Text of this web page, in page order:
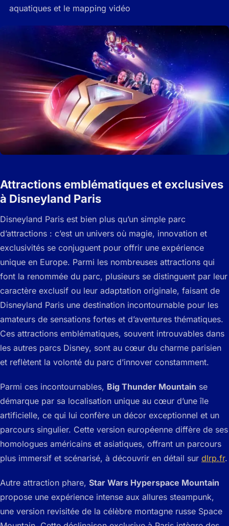
aquatiques et le mapping vidéo
Attractions emblématiques et exclusives
à Disneyland Paris
Disneyland Paris est bien plus qu’un simple parc
d’attractions : c’est un univers où magie, innovation et
exclusivités se conjuguent pour offrir une expérience
unique en Europe. Parmi les nombreuses attractions qui
font la renommée du parc, plusieurs se distinguent par leur
caractère exclusif ou leur adaptation originale, faisant de
Disneyland Paris une destination incontournable pour les
amateurs de sensations fortes et d’aventures thématiques.
Ces attractions emblématiques, souvent introuvables dans
les autres parcs Disney, sont au cœur du charme parisien
et reflètent la volonté du parc d’innover constamment.
Parmi ces incontournables, Big Thunder Mountain se
démarque par sa localisation unique au cœur d’une île
artificielle, ce qui lui confère un décor exceptionnel et un
parcours singulier. Cette version européenne diffère de ses
homologues américains et asiatiques, offrant un parcours
plus immersif et scénarisé, à découvrir en détail sur dlrp.fr.
Autre attraction phare, Star Wars Hyperspace Mountain
propose une expérience intense aux allures steampunk,
une version revisitée de la célèbre montagne russe Space